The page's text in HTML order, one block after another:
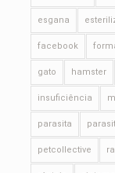
esgana
facebook
gato hamster
insuficiência
parasita
petcollective